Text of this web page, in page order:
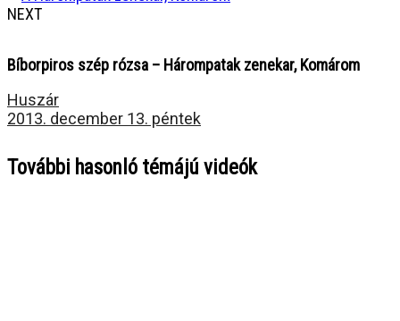
NEXT
Bíborpiros szép rózsa – Hárompatak zenekar, Komárom
Huszár
2013. december 13. péntek
További hasonló témájú videók